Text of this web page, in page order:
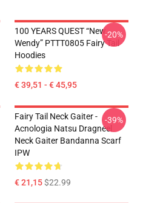
100 YEARS QUEST “New
Wendy” PTTT0805 Fairy Tail
Hoodies
€ 39,51 - € 45,95
-20%
Fairy Tail Neck Gaiter -
Acnologia Natsu Dragneel
Neck Gaiter Bandanna Scarf
IPW
€ 21,15$22.99
-39%